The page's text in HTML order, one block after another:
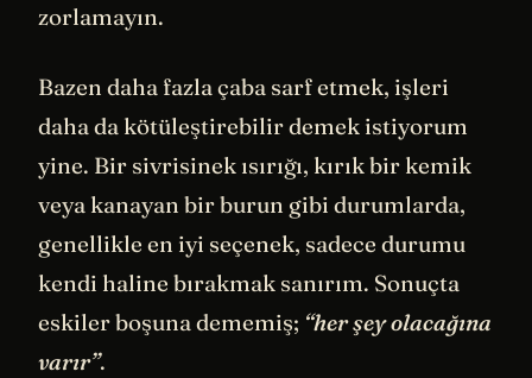
zorlamayın.
Bazen daha fazla çaba sarf etmek, işleri
daha da kötüleştirebilir demek istiyorum
yine. Bir sivrisinek ısırığı, kırık bir kemik
veya kanayan bir burun gibi durumlarda,
genellikle en iyi seçenek, sadece durumu
kendi haline bırakmak sanırım. Sonuçta
eskiler boşuna dememiş; “her şey olacağına
varır”.